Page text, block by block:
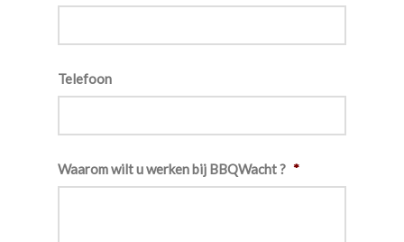
Telefoon
Waarom wilt u werken bij BBQWacht ? *